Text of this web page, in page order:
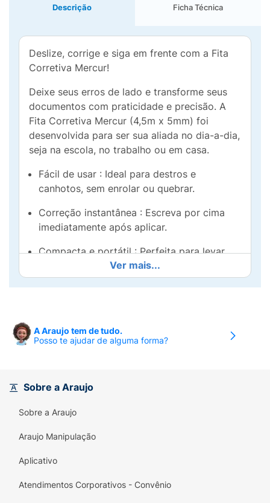
Descrição Ficha Técnica
Deslize, corrige e siga em frente com a Fita
Corretiva Mercur!
Deixe seus erros de lado e transforme seus
documentos com praticidade e precisão. A
Fita Corretiva Mercur (4,5m x 5mm) foi
desenvolvida para ser sua aliada no dia-a-dia,
seja na escola, no trabalho ou em casa.
Fácil de usar : Ideal para destros e
canhotos, sem enrolar ou quebrar.
Correção instantânea : Escreva por cima
imediatamente após aplicar.
Compacta e portátil : Perfeita para levar
Com a Mercur, corrigir é abrir a porta para
Fita Corretiva Mercur – Precisão e praticidade
Ver mais...
A Araujo tem de tudo.
Posso te ajudar de alguma forma?
Sobre a Araujo
Sobre a Araujo
Araujo Manipulação
Aplicativo
Atendimentos Corporativos - Convênio